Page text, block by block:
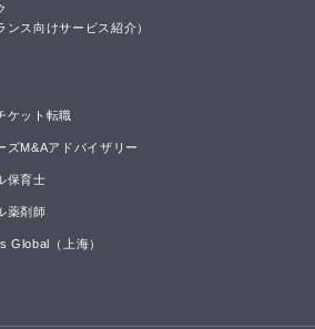
ンス向けサービス紹介）
ケット転職
ズM&Aアドバイザリー
保育士
薬剤師
Global（上海）